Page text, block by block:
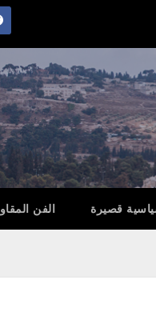
قصيرة الفن